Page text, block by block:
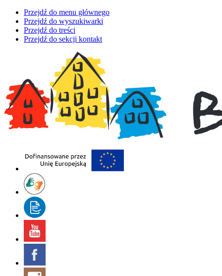
Przejdź do menu głównego
Przejdź do wyszukiwarki
Przejdź do treści
Przejdź do sekcji kontakt